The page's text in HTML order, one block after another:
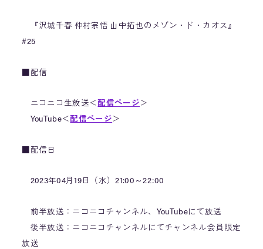
『沢城千春 仲村宗悟 山中拓也のメゾン・ド・カオス』
#25
■配信
ニコニコ生放送＜ 配信ページ ＞
YouTube＜ 配信ページ ＞
■配信日
2023年04月19日（水）21:00～22:00
前半放送：ニコニコチャンネル、YouTubeにて放送
後半放送：ニコニコチャンネルにてチャンネル会員限定
放送